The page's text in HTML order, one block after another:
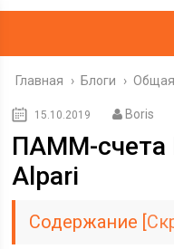
Главная › Блоги › Общая
15.10.2019 Boris
ПАММ-счета
Alpari
Содержание [